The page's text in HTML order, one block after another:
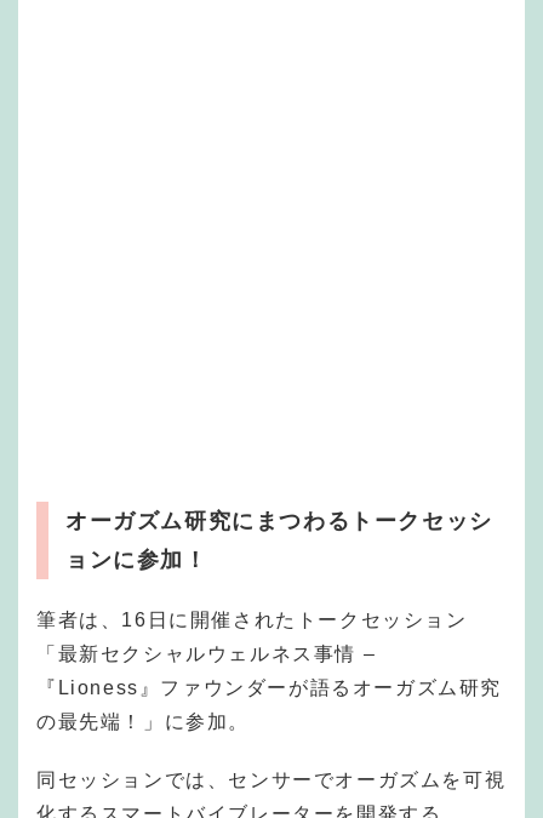
オーガズム研究にまつわるトークセッシ
ョンに参加！
筆者は、16日に開催されたトークセッション
「最新セクシャルウェルネス事情 –
『Lioness』ファウンダーが語るオーガズム研究
の最先端！」に参加。
同セッションでは、センサーでオーガズムを可視
化するスマートバイブレーターを開発する